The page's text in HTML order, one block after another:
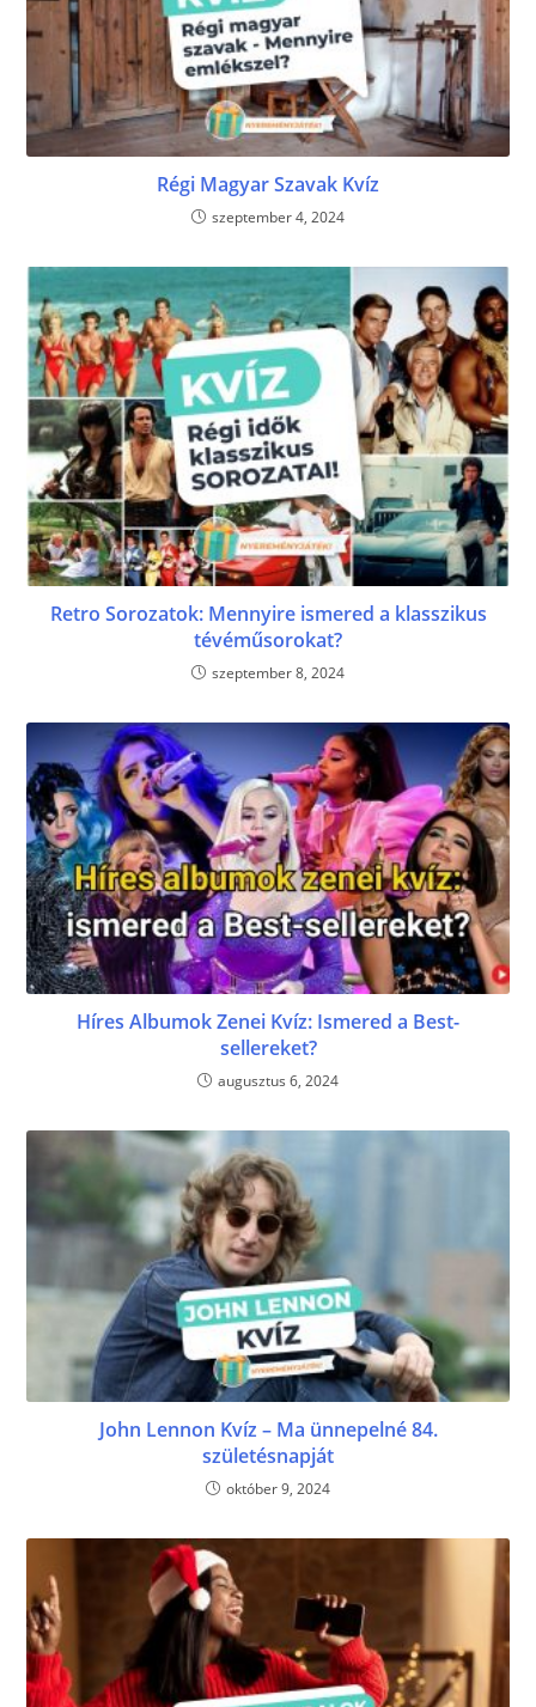
Régi Magyar Szavak Kvíz
szeptember 4, 2024
Retro Sorozatok: Mennyire ismered a klasszikus
tévéműsorokat?
szeptember 8, 2024
Híres Albumok Zenei Kvíz: Ismered a Best-
sellereket?
augusztus 6, 2024
John Lennon Kvíz – Ma ünnepelné 84.
születésnapját
október 9, 2024